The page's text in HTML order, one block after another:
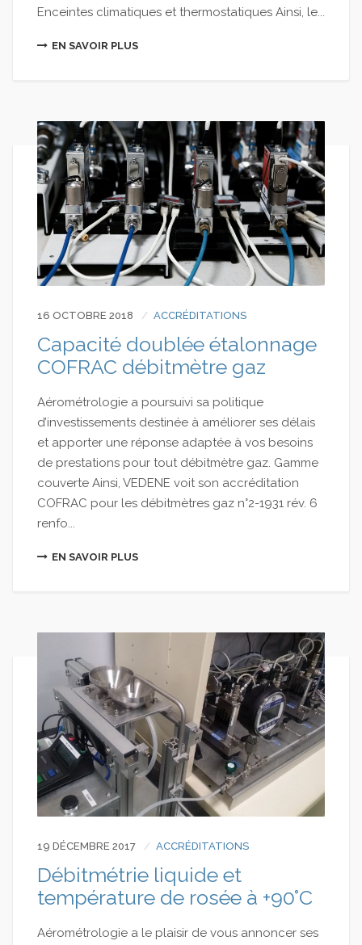
Enceintes climatiques et thermostatiques Ainsi, le...
EN SAVOIR PLUS
16 OCTOBRE 2018 ACCRÉDITATIONS
Capacité doublée étalonnage
COFRAC débitmètre gaz
Aérométrologie a poursuivi sa politique
d’investissements destinée à améliorer ses délais
et apporter une réponse adaptée à vos besoins
de prestations pour tout débitmètre gaz. Gamme
couverte Ainsi, VEDENE voit son accréditation
COFRAC pour les débitmètres gaz n°2-1931 rév. 6
renfo...
EN SAVOIR PLUS
19 DÉCEMBRE 2017 ACCRÉDITATIONS
Débitmétrie liquide et
température de rosée à +90°C
Aérométrologie a le plaisir de vous annoncer ses